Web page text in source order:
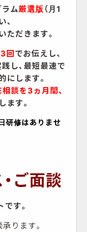
ム厳選版 （月1
、
ただきます。
3回でお伝えし、
し、最短最速で
にします。
談を3ヵ月間、
ます。
研修はありませ
ご面談
す。
ります。